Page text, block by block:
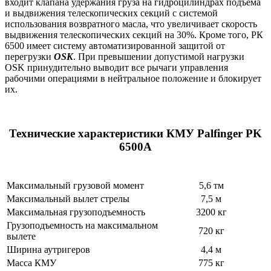
входит клапана удержания груза на гидроцилиндрах подъема
и выдвижения телескопических секций с системой
использования возвратного масла, что увеличивает скорость
выдвижения телескопических секций на 30%. Кроме того, РК
6500 имеет систему автоматизированной защитой от
перегрузки OSK. При превышении допустимой нагрузки
OSK принудительно выводит все рычаги управления
рабочими операциями в нейтральное положение и блокирует
их.
Технические характеристики КМУ Palfinger PK
6500A
Максимальный грузовой момент
5,6 тм
Максимальный вылет стрелы
7,5 м
Максимальная грузоподъемность
3200 кг
Грузоподъемность на максимальном
вылете
720 кг
Ширина аутригеров
4,4 м
Масса КМУ
775 кг